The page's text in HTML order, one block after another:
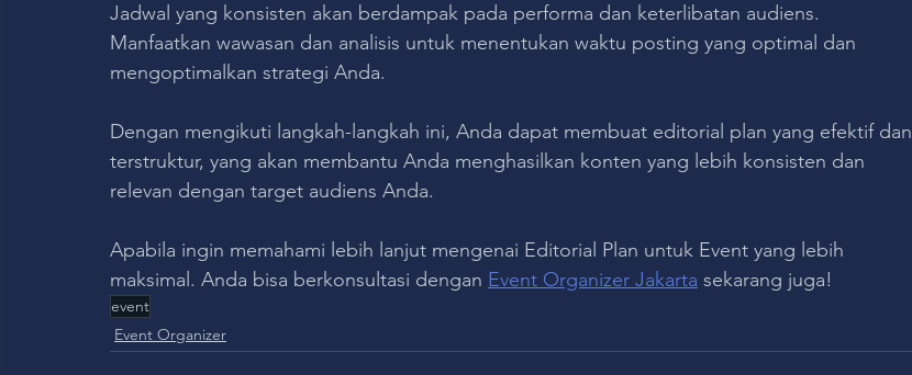
Jadwal yang konsisten akan berdampak pada performa dan keterlibatan audiens.
Manfaatkan wawasan dan analisis untuk menentukan waktu posting yang optimal dan
mengoptimalkan strategi Anda.
Dengan mengikuti langkah-langkah ini, Anda dapat membuat editorial plan yang efektif dan
terstruktur, yang akan membantu Anda menghasilkan konten yang lebih konsisten dan
relevan dengan target audiens Anda.
Apabila ingin memahami lebih lanjut mengenai Editorial Plan untuk Event yang lebih
maksimal. Anda bisa berkonsultasi dengan Event Organizer Jakarta sekarang juga!
event
Event Organizer